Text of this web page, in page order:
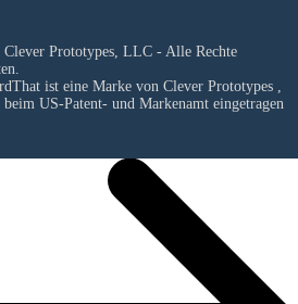
Prototypes, LLC - Alle Rechte
ist eine Marke von Clever Prototypes ,
US-Patent- und Markenamt eingetragen